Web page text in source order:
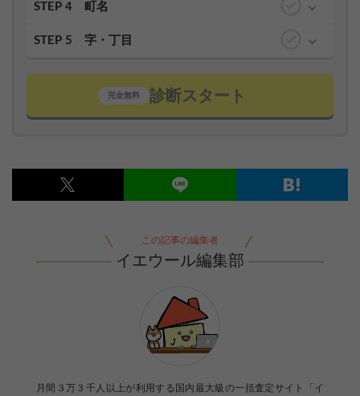
STEP 4 町名
STEP 5 字・丁目
完全無料 診断スタート
この記事の編集者
イエウール編集部
月間３万３千人以上が利用する国内最大級の一括査定サイト「イ
【完全無料】うちの価格いくら？